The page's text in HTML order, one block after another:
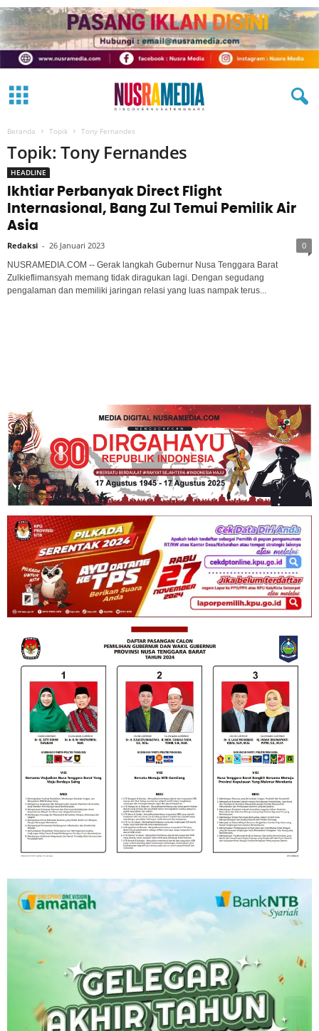
Beranda Topik Tony Fernandes
Topik: Tony Fernandes
HEADLINE
Ikhtiar Perbanyak Direct Flight
Internasional, Bang Zul Temui Pemilik Air
Asia
Redaksi - 26 Januari 2023 0
NUSRAMEDIA.COM -- Gerak langkah Gubernur Nusa Tenggara Barat
Zulkieflimansyah memang tidak diragukan lagi. Dengan segudang
pengalaman dan memiliki jaringan relasi yang luas nampak terus...